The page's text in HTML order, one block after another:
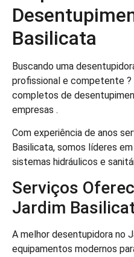
Basilicata
Buscando uma
profissional e competente
completos de
empresas .
Com experiência de anos
Basilicata, somos líderes
sistemas hidráulicos e
Serviços
Jardim
A melhor desentupidora no
equipamentos modernos